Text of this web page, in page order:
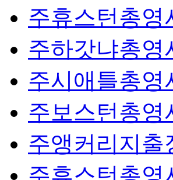
주휴스턴총영
주하갓냐총영
주시애틀총영
주보스턴총영
주앵커리지출
주휴스턴총영